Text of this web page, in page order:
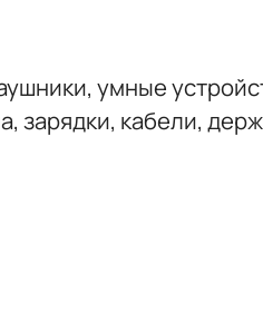
умные
зарядки, кабели,